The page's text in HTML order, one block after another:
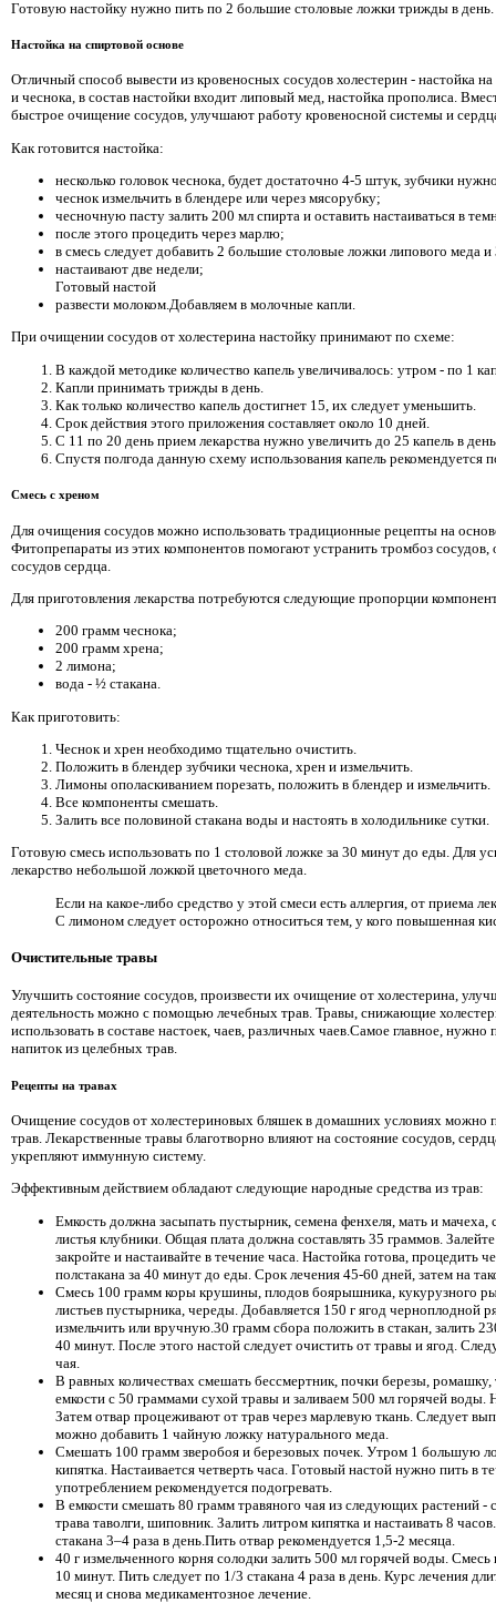
Готовую настойку нужно пить по 2 большие столовые ложки трижды в день.
Настойка на спиртовой основе
Отличный способ вывести из кровеносных сосудов холестерин - настойка
и чеснока, в состав настойки входит липовый мед, настойка прополиса.
быстрое очищение сосудов, улучшают работу кровеносной системы и
Как готовится настойка:
несколько головок чеснока, будет достаточно 4-5 штук, зубчики
чеснок измельчить в блендере или через мясорубку;
чесночную пасту залить 200 мл спирта и оставить настаиваться в
после этого процедить через марлю;
в смесь следует добавить 2 большие столовые ложки липового меда
настаивают две недели;
Готовый настой
развести молоком.Добавляем в молочные капли.
При очищении сосудов от холестерина настойку принимают по схеме:
В каждой методике количество капель увеличивалось: утром - по 1
Капли принимать трижды в день.
Как только количество капель достигнет 15, их следует уменьшить.
Срок действия этого приложения составляет около 10 дней.
С 11 по 20 день прием лекарства нужно увеличить до 25 капель в
Спустя полгода данную схему использования капель рекомендуется
Смесь с хреном
Для очищения сосудов можно использовать традиционные рецепты на
Фитопрепараты из этих компонентов помогают устранить тромбоз
сосудов сердца.
Для приготовления лекарства потребуются следующие пропорции
200 грамм чеснока;
200 грамм хрена;
2 лимона;
вода - ½ стакана.
Как приготовить:
Чеснок и хрен необходимо тщательно очистить.
Положить в блендер зубчики чеснока, хрен и измельчить.
Лимоны ополаскиванием порезать, положить в блендер и измельчить.
Все компоненты смешать.
Залить все половиной стакана воды и настоять в холодильнике сутки.
Готовую смесь использовать по 1 столовой ложке за 30 минут до еды. Для
лекарство небольшой ложкой цветочного меда.
Если на какое-либо средство у этой смеси есть аллергия, от приема
С лимоном следует осторожно относиться тем, у кого повышенная
Очистительные травы
Улучшить состояние сосудов, произвести их очищение от холестерина,
деятельность можно с помощью лечебных трав. Травы, снижающие
использовать в составе настоек, чаев, различных чаев.Самое главное,
напиток из целебных трав.
Рецепты на травах
Очищение сосудов от холестериновых бляшек в домашних условиях
трав. Лекарственные травы благотворно влияют на состояние сосудов,
укрепляют иммунную систему.
Эффективным действием обладают следующие народные средства из трав:
Емкость должна засыпать пустырник, семена фенхеля, мать и
листья клубники. Общая плата должна составлять 35 граммов.
закройте и настаивайте в течение часа. Настойка готова,
полстакана за 40 минут до еды. Срок лечения 45-60 дней, затем на
Смесь 100 грамм коры крушины, плодов боярышника, кукурузного
листьев пустырника, череды. Добавляется 150 г ягод черноплодной
измельчить или вручную.30 грамм сбора положить в стакан, залить
40 минут. После этого настой следует очистить от травы и ягод.
чая.
В равных количествах смешать бессмертник, почки березы,
емкости с 50 граммами сухой травы и заливаем 500 мл горячей воды.
Затем отвар процеживают от трав через марлевую ткань. Следует
можно добавить 1 чайную ложку натурального меда.
Смешать 100 грамм зверобоя и березовых почек. Утром 1 большую
кипятка. Настаивается четверть часа. Готовый настой нужно пить в
употреблением рекомендуется подогревать.
В емкости смешать 80 грамм травяного чая из следующих растений -
трава таволги, шиповник. Залить литром кипятка и настаивать 8
стакана 3–4 раза в день.Пить отвар рекомендуется 1,5-2 месяца.
40 г измельченного корня солодки залить 500 мл горячей воды.
10 минут. Пить следует по 1/3 стакана 4 раза в день. Курс лечения
месяц и снова медикаментозное лечение.